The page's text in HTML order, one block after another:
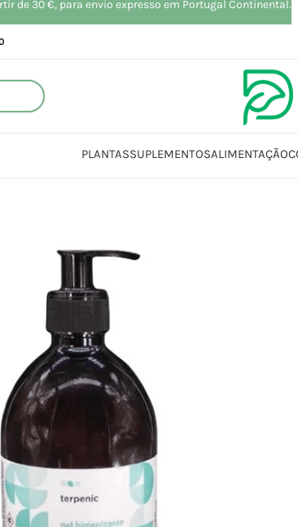
PLANTASSUPLEMENTOSALIMENTAÇÃO
de 30 €, para envio expresso em Portugal Continental.